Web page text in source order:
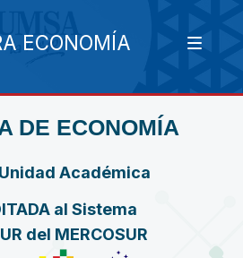
ECONOMÍA
DE ECONOMÍA
Unidad Académica
al Sistema
del MERCOSUR